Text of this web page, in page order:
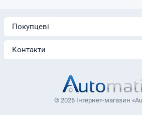
Покупцеві
Контакти
© 2026 Інтернет-магазин